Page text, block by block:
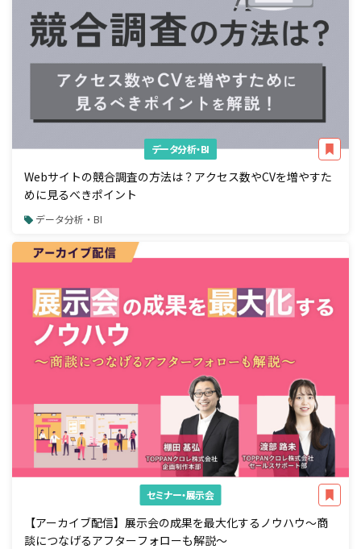
データ分析・BI
Webサイトの競合調査の方法は？アクセス数やCVを増やすた
めに見るべきポイント
データ分析・BI
セミナー・展示会
【アーカイブ配信】展示会の成果を最大化するノウハウ～商
談につなげるアフターフォローも解説～